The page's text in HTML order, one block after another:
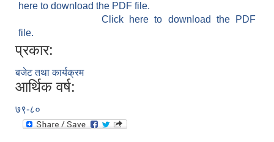
here to download the PDF file.
Click here to download the PDF
file.
प्रकार:
बजेट तथा कार्यक्रम
आर्थिक वर्ष:
७९-८०